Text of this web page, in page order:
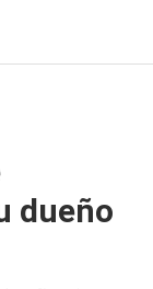
dueño